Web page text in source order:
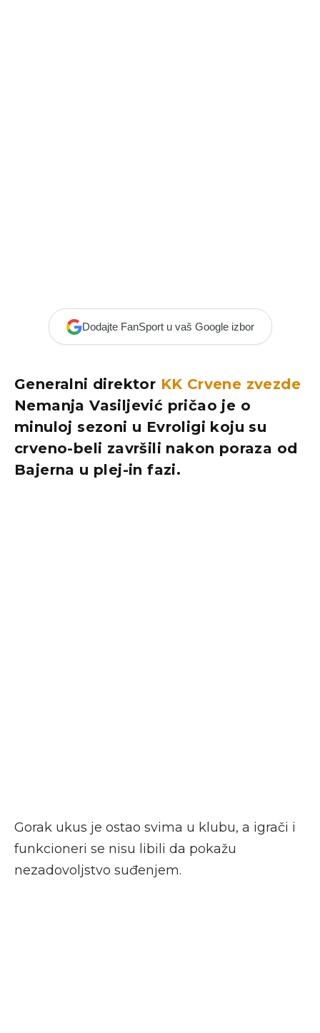
Dodajte FanSport u vaš Google izbor
Generalni direktor KK Crvene zvezde
Nemanja Vasiljević pričao je o
minuloj sezoni u Evroligi koju su
crveno-beli završili nakon poraza od
Bajerna u plej-in fazi.
Gorak ukus je ostao svima u klubu, a igrači i
funkcioneri se nisu libili da pokažu
nezadovoljstvo suđenjem.